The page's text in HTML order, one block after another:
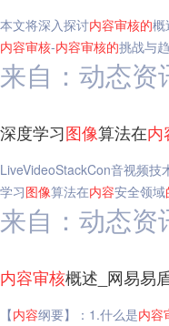
本文将深入探讨内容审核的概
内容审核-内容审核的挑战与
来自：动态资
深度学习图像算法在内
LiveVideoStackCon音视频
学习图像算法在内容安全领域
来自：动态资
内容审核概述_网易易
【内容纲要】：1.什么是内容